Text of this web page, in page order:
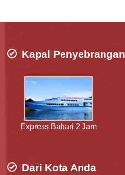
Kapal Penyebrangan
Express Bahari 2 Jam
Dari Kota Anda